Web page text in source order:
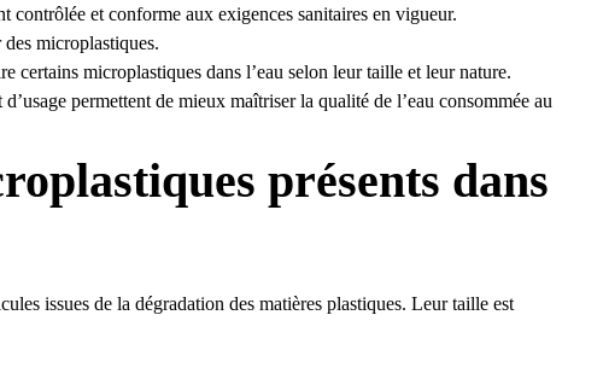
contrôlée et conforme aux exigences sanitaires en vigueur.
microplastiques.
certains microplastiques dans l’eau selon leur taille et leur nature.
permettent de mieux maîtriser la qualité de l’eau consommée au
présents dans
issues de la dégradation des matières plastiques. Leur taille est